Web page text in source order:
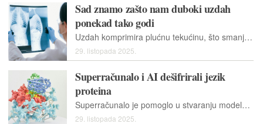
Sad znamo zašto nam duboki uzdah
ponekad tako godi
Uzdah komprimira plućnu tekućinu, što smanjuje površinski stres kako bi se uravnotežila preostala napetost i time olakšalo disanje.
29. listopada 2025.
Superračunalo i AI dešifrirali jezik
proteina
Superračunalo je pomoglo u stvaranju modela umjetne inteligencije koji dešifrira jezik bjelančevina
29. listopada 2025.